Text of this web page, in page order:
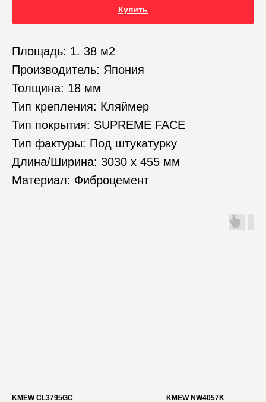
Купить
Площадь: 1. 38 м2
Производитель: Япония
Толщина: 18 мм
Тип крепления: Кляймер
Тип покрытия: SUPREME FACE
Тип фактуры: Под штукатурку
Длина/Ширина: 3030 х 455 мм
Материал: Фиброцемент
KMEW CL3795GC KMEW NW4057K